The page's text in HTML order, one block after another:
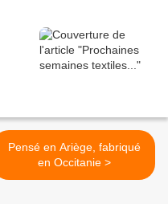
Pensé en Ariège, fabriqué
en Occitanie >